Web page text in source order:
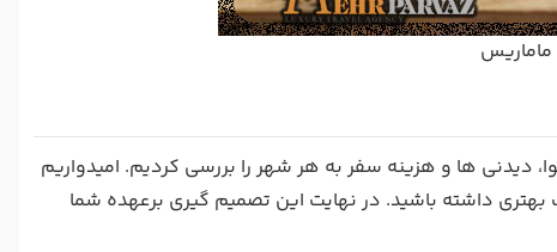
ماماریس
دیدنی ها و هزینه سفر به هر شهر را بررسی کردیم. امیدواریم
داشته باشید. در نهایت این تصمیم گیری برعهده شما